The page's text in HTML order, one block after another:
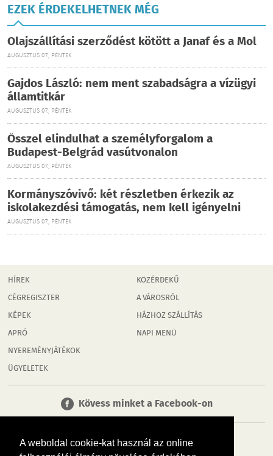
A weboldal cookie-kat használ az online
EZEK ÉRDEKELHETNEK MÉG
Olajszállítási szerződést kötött a Janaf és a Mol
AUGUSZTUS 07., PÉNTEK
Gajdos László: nem ment szabadságra a vízügyi
államtitkár
AUGUSZTUS 07., PÉNTEK
Ősszel elindulhat a személyforgalom a
Budapest-Belgrád vasútvonalon
AUGUSZTUS 07., PÉNTEK
Kormányszóvivő: két részletben érkezik az
iskolakezdési támogatás, nem kell igényelni
AUGUSZTUS 07., PÉNTEK
HÍREK
CÉGREGISZTER
KÉPEK
APRÓ
NYEREMÉNYJÁTÉKOK
ÜGYELETEK
KÖZÉRDEKŰ
A VÁROSRÓL
HÁZHOZ SZÁLLÍTÁS
NAPI MENÜ
Kövess minket a Facebook-on